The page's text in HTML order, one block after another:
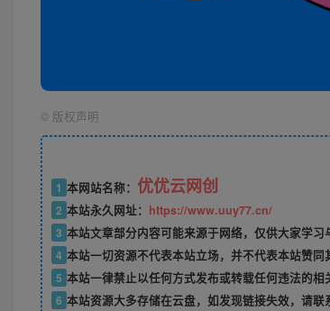
© 版权声明
1 本网站名称： 优优云网创
2 本站永久网址： https://www.uuy77.cn/
3 本站文章部分内容可能来源于网络，仅供大家学习
4 本站一切资源不代表本站立场，并不代表本站赞同
5 本站一律禁止以任何方式发布或转载任何违法的
6 本站资源大多存储在云盘，如发现链接失效，请联